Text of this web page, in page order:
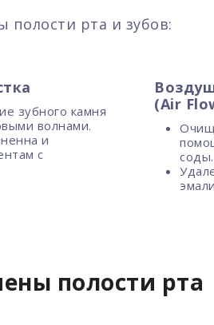
рта и зубов:
зубного камня
волнами.
и
с
(Air
соды.
полости рта